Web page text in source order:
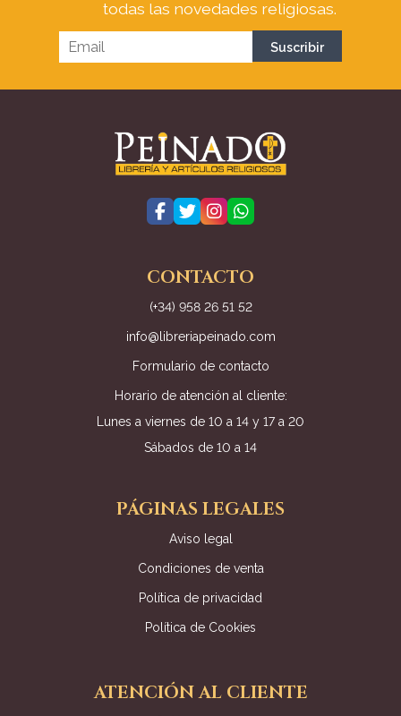
todas las novedades religiosas.
CONTACTO
(+34) 958 26 51 52
info@libreriapeinado.com
Formulario de contacto
Horario de atención al cliente:
Lunes a viernes de 10 a 14 y 17 a 20
Sábados de 10 a 14
PÁGINAS LEGALES
Aviso legal
Condiciones de venta
Política de privacidad
Política de Cookies
ATENCIÓN AL CLIENTE